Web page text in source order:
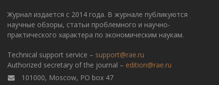
Журнал издается с 2014 года. В журнале публикуются
научные обзоры, статьи проблемного и научно-
практического характера по экономическим наукам.
Technical support service – support@rae.ru
Authorized secretary of the journal – edition@rae.ru
101000, Moscow, PO box 47